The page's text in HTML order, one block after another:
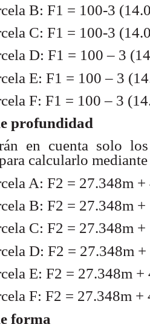
B: F1 = 100-3
C: F1 = 100-3
D: F1 = 100 – 3
E: F1 = 100 – 3
F: F1 = 100 – 3
profundidad
en cuenta solo
calcularlo
A: F2 = 27.348m
B: F2 = 27.348m
C: F2 = 27.348m
D: F2 = 27.348m
E: F2 = 27.348m
F: F2 = 27.348m
forma